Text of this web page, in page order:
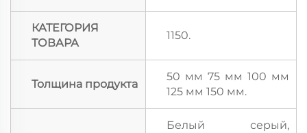
КАТЕГОРИЯ
ТОВАРА
1150.
Толщина продукта
50 мм 75 мм 100 мм
125 мм 150 мм.
Белый серый,